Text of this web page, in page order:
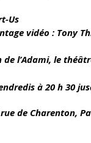
Us
vidéo : Tony
l’Adami, le
à 20 h 30
de Charenton,